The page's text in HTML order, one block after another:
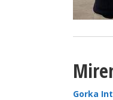
Gorka